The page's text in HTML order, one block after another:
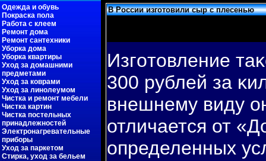
Одежда и обувь
Покраска пола
Работа с клеем
Ремонт дома
Ремонт сантехники
Уборка дома
Уборка квартиры
Уход за домашними
предметами
Уход за коврами
Уход за линолеумом
Чистка и ремонт мебели
Чистка картин
Чистка постельных
принадлежностей
Электронагревательные
приборы
Уход за паркетом
Стирка, уход за бельем
В России изготовили сыр с плесенью
Изгοтовление
300 рублей за
внешнему виду
отличается от
определенных